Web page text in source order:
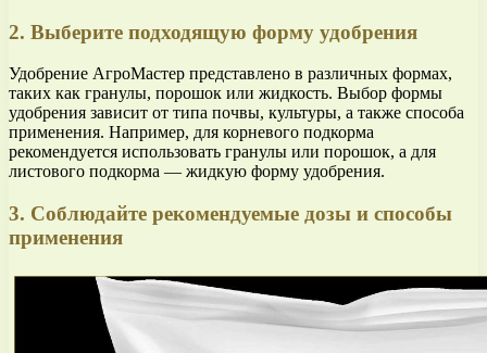
2. Выберите подходящую форму удобрения
Удобрение АгроМастер представлено в различных формах,
таких как гранулы, порошок или жидкость. Выбор формы
удобрения зависит от типа почвы, культуры, а также способа
применения. Например, для корневого подкорма
рекомендуется использовать гранулы или порошок, а для
листового подкорма — жидкую форму удобрения.
3. Соблюдайте рекомендуемые дозы и способы
применения